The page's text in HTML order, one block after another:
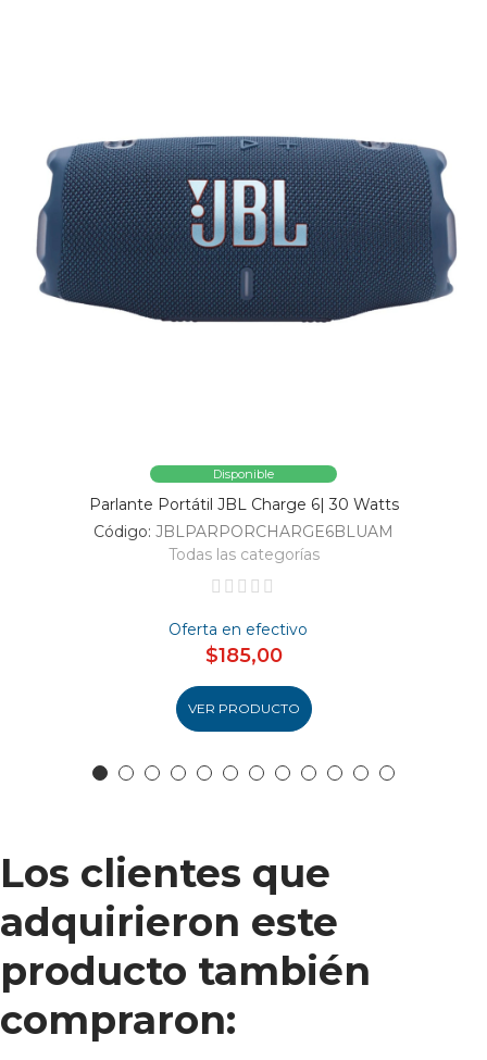
Disponible
Parlante Portátil JBL Charge 6| 30 Watts
Código: JBLPARPORCHARGE6BLUAM
Todas las categorías
Oferta en efectivo
$185,00
VER PRODUCTO
Los clientes que
adquirieron este
producto también
compraron: